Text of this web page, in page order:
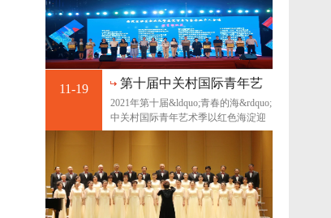
11-19
第十届中关村国际青年艺
术季--红星照耀青春 歌颂
百年征程
2021年第十届&ldquo;青春的海&rdquo;
中关村国际青年艺术季以红色海淀迎
接中国共产党成